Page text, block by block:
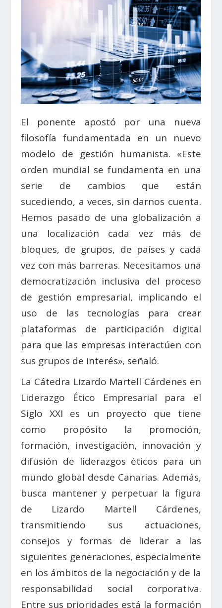
El ponente apostó por una nueva
filosofía fundamentada en un nuevo
modelo de gestión humanista. «Este
orden mundial se fundamenta en una
serie de cambios que están
sucediendo, a veces, sin darnos cuenta.
Hemos pasado de una globalización a
una localización cada vez más de
bloques, de grupos, de países y cada
vez con más barreras. Necesitamos una
democratización inclusiva del proceso
de gestión empresarial, implicando el
uso de las tecnologías para crear
plataformas de participación digital
para que las empresas interactúen con
sus grupos de interés», señaló.
La Cátedra Lizardo Martell Cárdenes en
Liderazgo Ético Empresarial para el
Siglo XXI es un proyecto que tiene
como propósito la promoción,
formación, investigación, innovación y
difusión de liderazgos éticos para un
mundo global desde Canarias. Además,
busca mantener y perpetuar la figura
de Lizardo Martell Cárdenes,
transmitiendo sus actuaciones,
consejos y formas de liderar a las
siguientes generaciones, especialmente
en los ámbitos de la negociación y de la
responsabilidad social corporativa.
Entre sus prioridades está la formación